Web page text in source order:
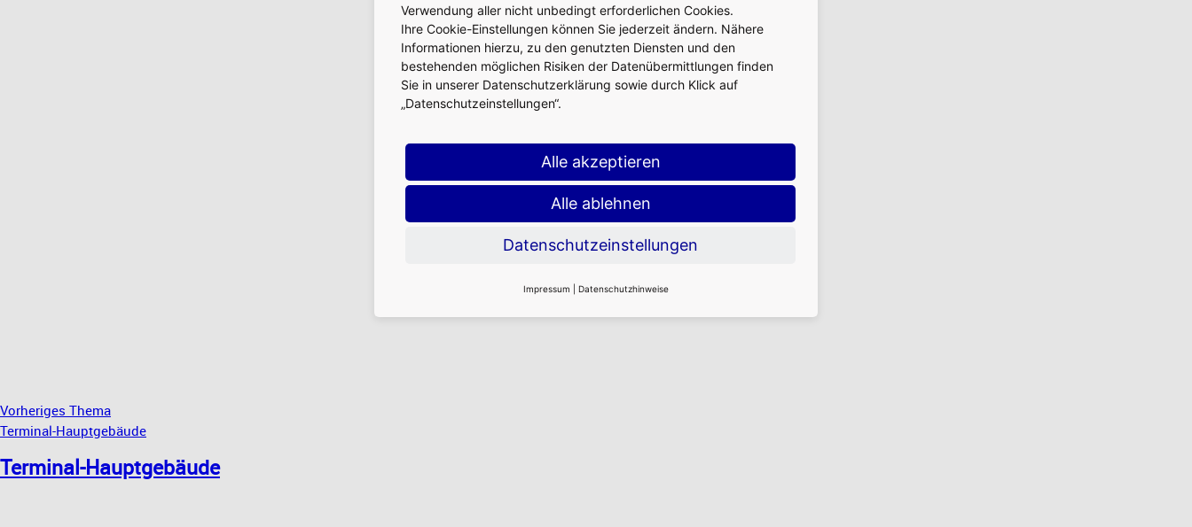
Vorheriges Thema
Terminal-Hauptgebäude
Terminal-Hauptgebäude
Verwendung aller nicht unbedingt erforderlichen Cookies.
Ihre Cookie-Einstellungen können Sie jederzeit ändern. Nähere
Informationen hierzu, zu den genutzten Diensten und den
bestehenden möglichen Risiken der Datenübermittlungen finden
Sie in unserer Datenschutzerklärung sowie durch Klick auf
„Datenschutzeinstellungen“.
Alle akzeptieren
Alle ablehnen
Datenschutzeinstellungen
Impressum Datenschutzhinweise